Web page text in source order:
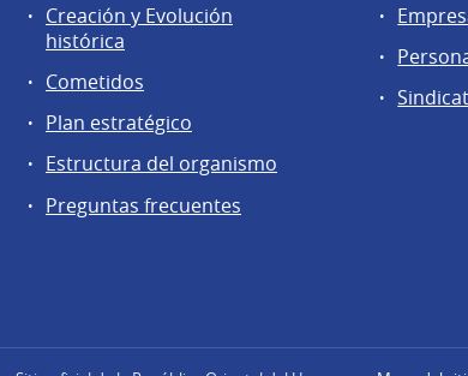
Creación y Evolución
histórica
Cometidos
Plan estratégico
Estructura del organismo
Preguntas frecuentes